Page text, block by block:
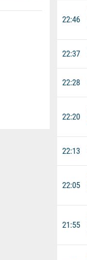
22:46
22:37
22:28
22:20
22:13
22:05
21:55